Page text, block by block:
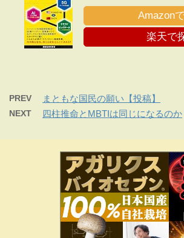
Amazon
楽天で
PREV まともな国民の願い【投稿】
NEXT 四柱推命とMBTIは同じになるのか